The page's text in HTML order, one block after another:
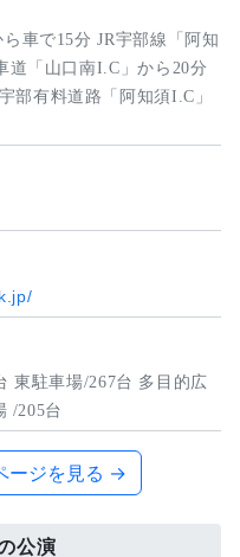
車で15分 JR宇部線「阿知
道「山口南I.C」から20分
部有料道路「阿知須I.C」
東駐車場/267台 多目的広
/205台
ージを見る →
公演